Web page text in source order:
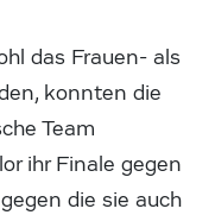
das Frauen- als
konnten die
Team
ihr Finale gegen
die sie auch